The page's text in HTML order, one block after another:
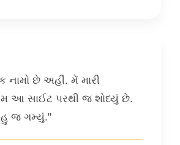
છે અહીં. મેં મારી
આ સાઈટ પરથી જ શોધ્યું છે.
જ ગમ્યું."